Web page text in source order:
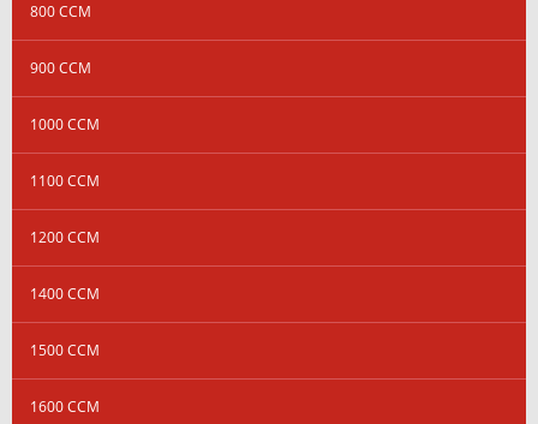
800 CCM
900 CCM
1000 CCM
1100 CCM
1200 CCM
1400 CCM
1500 CCM
1600 CCM